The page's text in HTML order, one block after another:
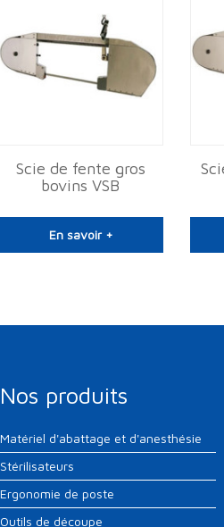
Scie de fente gros
bovins VSB
En savoir +
Nos produits
Matériel d'abattage et d'anesthésie
Stérilisateurs
Ergonomie de poste
Outils de découpe